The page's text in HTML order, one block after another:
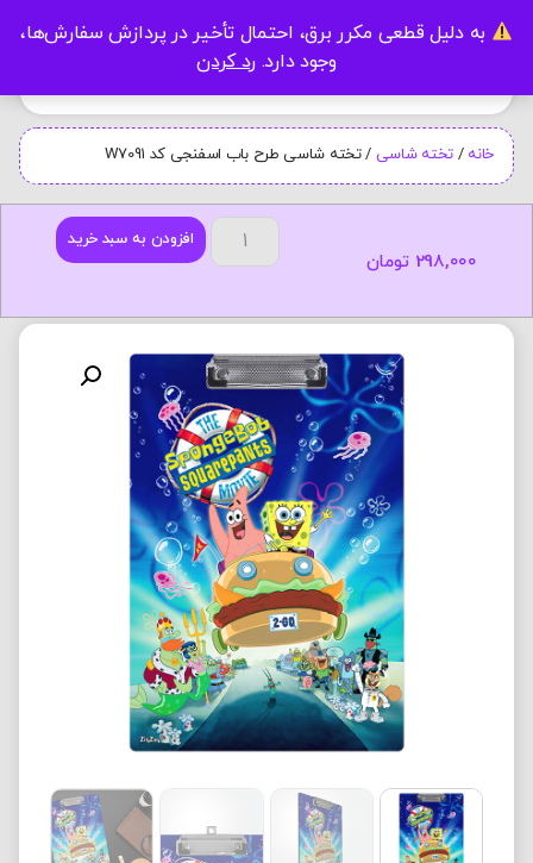
به دلیل قطعی مکرر برق، احتمال تأخیر در پردازش سفارش‌ها،
وجود دارد. رد کردن
خانه / تخته شاسی / تخته شاسی طرح باب اسفنجی کد W7091
افزودن به سبد خرید
298,000 تومان